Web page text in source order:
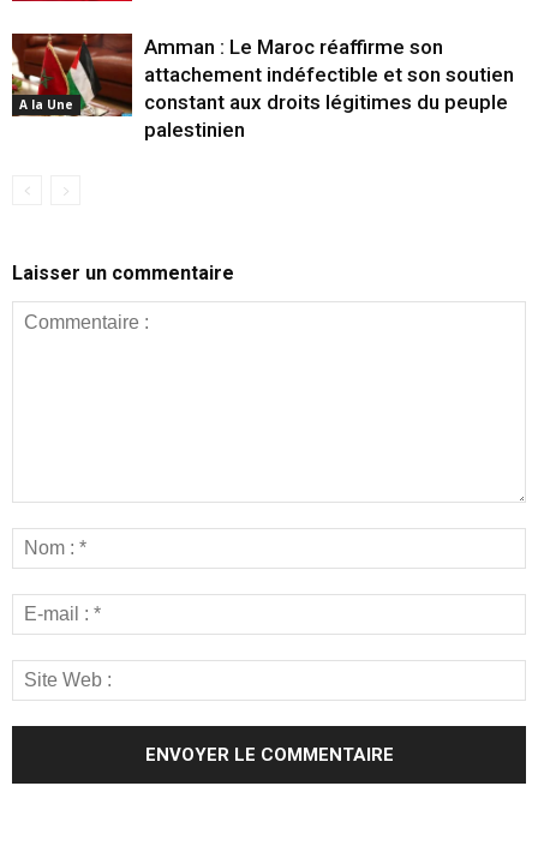
A la Une
Amman : Le Maroc réaffirme son
attachement indéfectible et son soutien
constant aux droits légitimes du peuple
palestinien
Laisser un commentaire